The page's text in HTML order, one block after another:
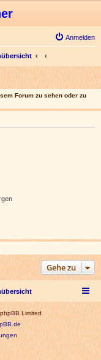
Anmelden
Forum zu sehen oder zu
Gehe zu
Limited